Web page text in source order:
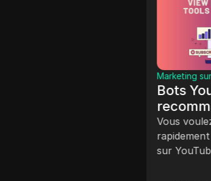
Marketing
Bots
2025 :
Vous
sur